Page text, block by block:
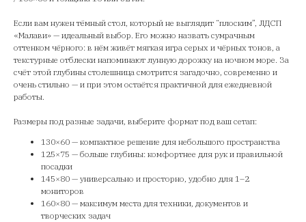
Если вам нужен тёмный стол, который не выглядит “плоским”, ЛДСП
«Малави» — идеальный выбор. Его можно назвать сумрачным
оттенком чёрного: в нём живёт мягкая игра серых и чёрных тонов, а
текстурные отблески напоминают лунную дорожку на ночном море. За
счёт этой глубины столешница смотрится загадочно, современно и
очень стильно — и при этом остаётся практичной для ежедневной
работы.
Размеры под разные задачи, выберите формат под ваш сетап:
130×60 — компактное решение для небольшого пространства
125×75 — больше глубины: комфортнее для рук и правильной
посадки
145×80 — универсально и просторно, удобно для 1–2
мониторов
160×80 — максимум места для техники, документов и
творческих задач